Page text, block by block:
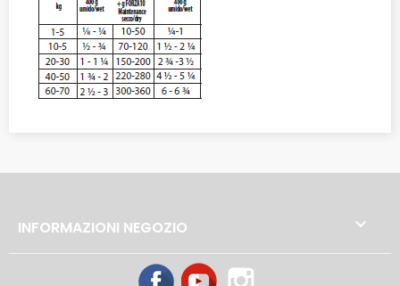
INFORMAZIONI NEGOZIO 
FacebookYouTube